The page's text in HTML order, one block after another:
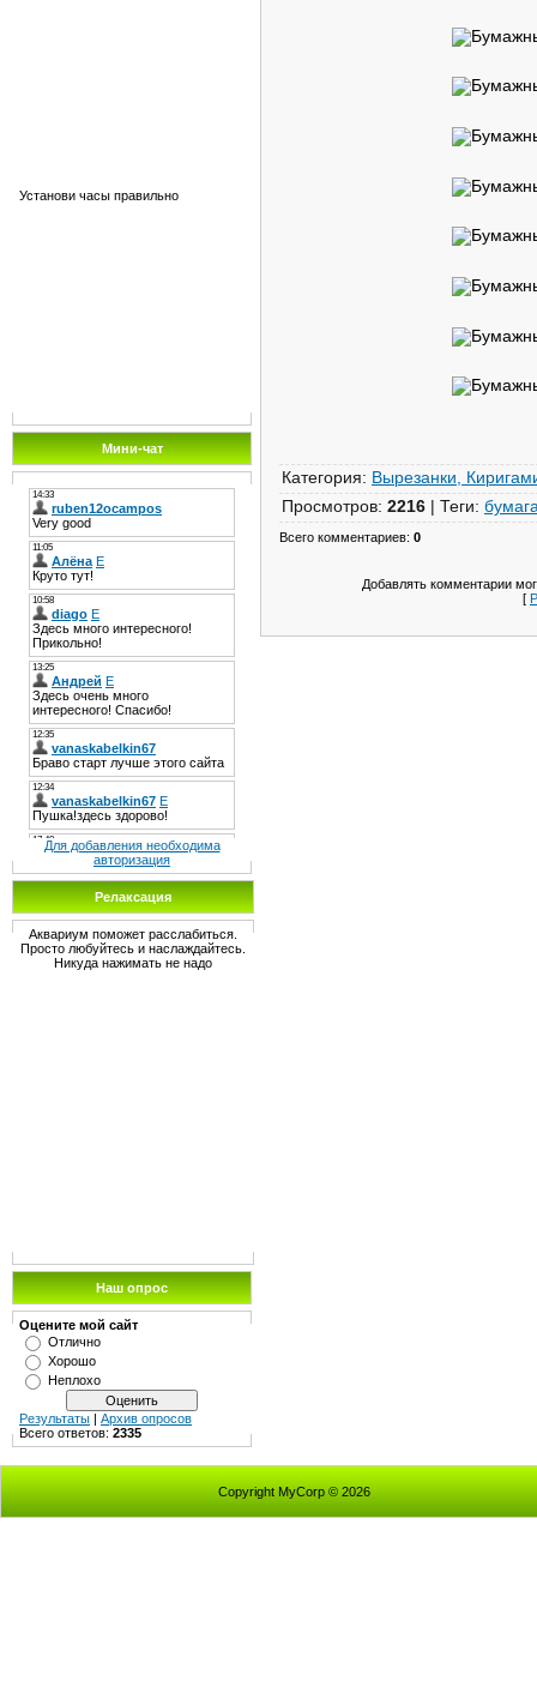
Установи часы правильно
Мини-чат
Для добавления необходима
авторизация
Релаксация
Аквариум поможет расслабиться.
Просто любуйтесь и наслаждайтесь.
Никуда нажимать не надо
Наш опрос
Оцените мой сайт
Отлично
Хорошо
Неплохо
Результаты | Архив опросов
Всего ответов: 2335
Категория: Вырезанки,
Просмотров: 2216 | Теги:
Всего комментариев: 0
Добавлять комментарии
[
Copyright MyCorp © 2026